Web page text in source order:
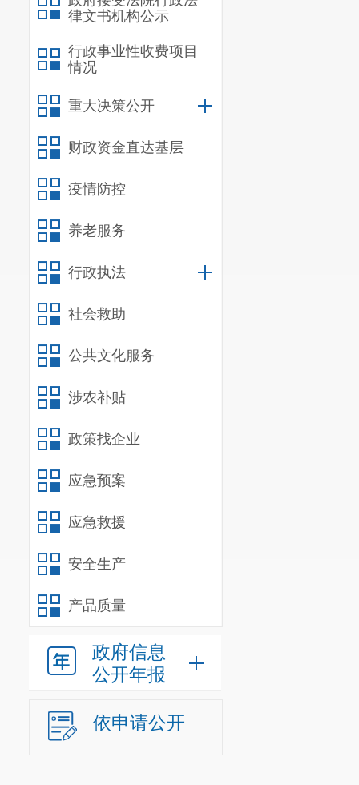
律文书机构公示
行政事业性收费项目
情况
重大决策公开
财政资金直达基层
疫情防控
养老服务
行政执法
社会救助
公共文化服务
涉农补贴
政策找企业
应急预案
应急救援
安全生产
产品质量
政府信息
公开年报
依申请公开